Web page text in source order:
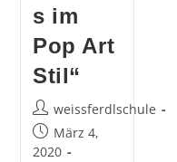
s im
Pop Art
Stil“
Beitrags-
Autor:
weissferdlschule
Beitrag
veröffentlicht:
März 4,
2020